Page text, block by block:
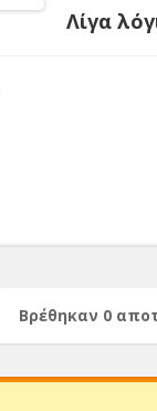
Λίγα
Βρέθηκαν 0